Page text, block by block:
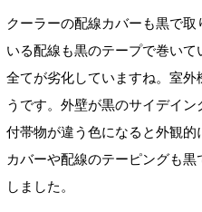
クーラーの配線カバーも黒で
いる配線も黒のテープで巻いて
全てが劣化していますね。室
うです。外壁が黒のサイデイン
付帯物が違う色になると外観
カバーや配線のテーピングも黒
しました。